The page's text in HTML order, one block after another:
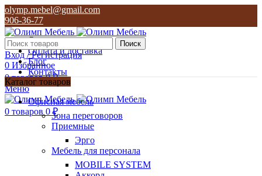
olymp.mebel@gmail.com
906-36-77
О нас
Оплата и доставка
Блог
Контакты
906-36-77
Поиск
Вход / Регистрация
0 Избранное
0товаров 0₽
Меню
0 товаров 0₽
Каталог товаров
Офисная мебель
Зона переговоров
Приемные
Эрго
Мебель для персонала
MOBILE SYSTEM